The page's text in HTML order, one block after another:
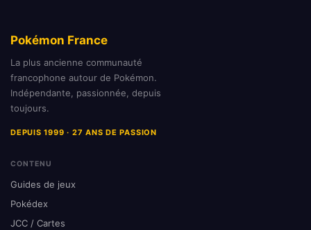
Pokémon France
La plus ancienne communauté
francophone autour de Pokémon.
Indépendante, passionnée, depuis
toujours.
DEPUIS 1999 · 27 ANS DE PASSION
CONTENU
Guides de jeux
Pokédex
JCC / Cartes